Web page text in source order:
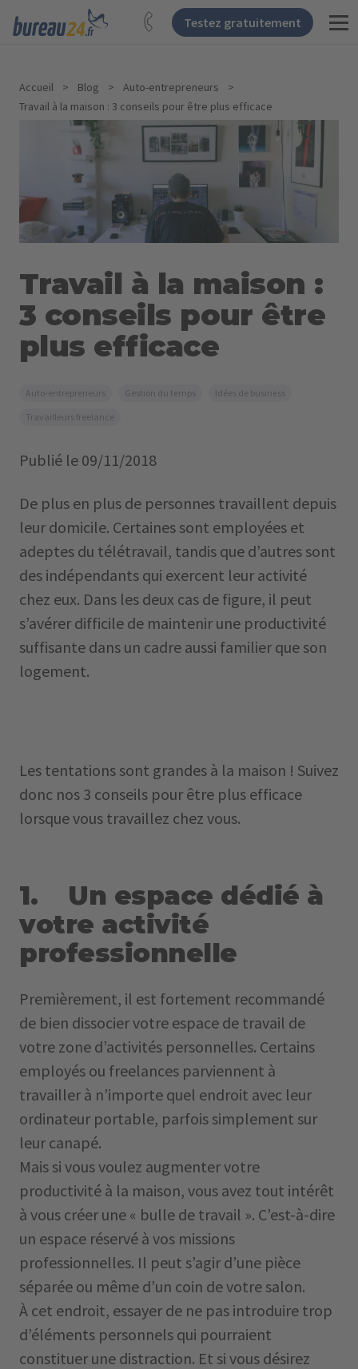
Testez gratuitement
Accueil > Blog > Auto-entrepreneurs
>
Travail à la maison : 3 conseils pour être plus efficace
Travail à la maison :
3 conseils pour être
plus efficace
Auto-entrepreneurs Gestion du temps
Idées de business
Travailleurs freelance
Publié le 09/11/2018
De plus en plus de personnes travaillent depuis
leur domicile. Certaines sont employées et
adeptes du télétravail, tandis que d’autres sont
des indépendants qui exercent leur activité
chez eux. Dans les deux cas de figure, il peut
s’avérer difficile de maintenir une productivité
suffisante dans un cadre aussi familier que son
logement.
Les tentations sont grandes à la maison ! Suivez
donc nos 3 conseils pour être plus efficace
lorsque vous travaillez chez vous.
1. Un espace dédié à
votre activité
professionnelle
Premièrement, il est fortement recommandé
de bien dissocier votre espace de travail de
votre zone d’activités personnelles. Certains
employés ou freelances parviennent à
travailler à n’importe quel endroit avec leur
ordinateur portable, parfois simplement sur
leur canapé.
Mais si vous voulez augmenter votre
productivité à la maison, vous avez tout intérêt
à vous créer une « bulle de travail ». C’est-à-dire
un espace réservé à vos missions
professionnelles. Il peut s’agir d’une pièce
séparée ou même d’un coin de votre salon.
À cet endroit, essayer de ne pas introduire trop
d’éléments personnels qui pourraient
constituer une distraction. Et si vous désirez